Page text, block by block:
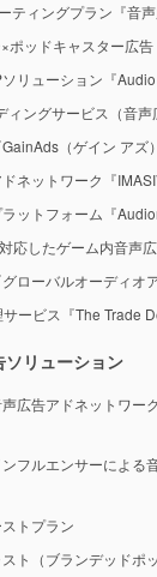
ティングプラン『音
ポッドキャスター広告
リューション『Audio
ィングサービス（音
（ゲイン アズ
ネットワーク『
ットフォーム『
応したゲーム内音声
ローバルオーディオ
ービス『The Trade
リューション
広告アドネットワー
フルエンサーによる
トプラン
ト（ブランデッドポ